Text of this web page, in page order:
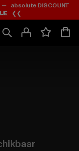
absolute DISCOUNT
❮❮